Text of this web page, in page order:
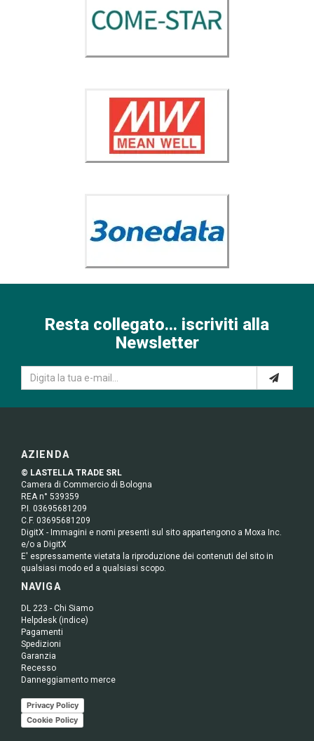
Resta collegato... iscriviti alla
Newsletter
AZIENDA
© LASTELLA TRADE SRL
Camera di Commercio di Bologna
REA n° 539359
P.I. 03695681209
C.F. 03695681209
DigitX - Immagini e nomi presenti sul sito appartengono a Moxa Inc.
e/o a DigitX
E' espressamente vietata la riproduzione dei contenuti del sito in
qualsiasi modo ed a qualsiasi scopo.
NAVIGA
DL 223 - Chi Siamo
Helpdesk (indice)
Pagamenti
Spedizioni
Garanzia
Recesso
Danneggiamento merce
Privacy Policy
Cookie Policy